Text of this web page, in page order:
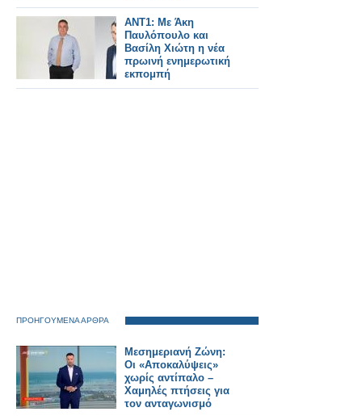
ΑΝΤ1: Με Άκη
Παυλόπουλο και
Βασίλη Χιώτη η νέα
πρωινή ενημερωτική
εκπομπή
ΠΡΟΗΓΟΥΜΕΝΑ ΑΡΘΡΑ
Μεσημεριανή Ζώνη:
Οι «Αποκαλύψεις»
χωρίς αντίπαλο –
Χαμηλές πτήσεις για
τον ανταγωνισμό